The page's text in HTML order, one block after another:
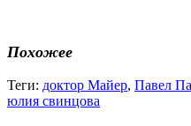
Похожее
Теги: доктор Майер, Павел
юлия свинцова